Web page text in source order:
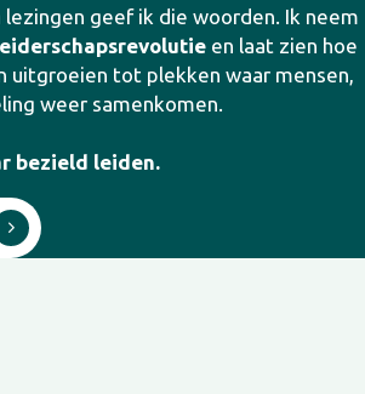
lezingen geef ik die woorden. Ik neem
en laat zien hoe
uitgroeien tot plekken waar mensen,
weer samenkomen.
bezield leiden.